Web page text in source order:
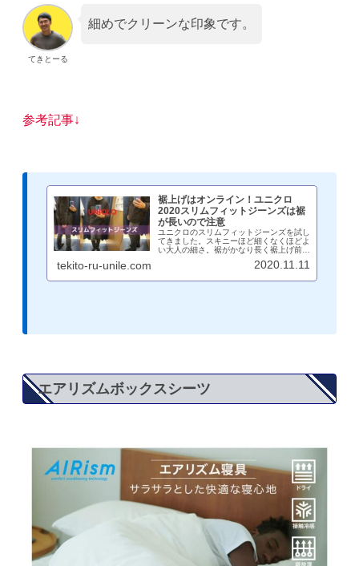
てきとーる
細めでクリーンな印象です。
参考記事↓
裾上げはオンライン！ユニクロ
2020スリムフィットジーンズは裾
が長いので注意
ユニクロのスリムフィットジーンズを試し
てきました。スキニーほど細くなくほどよ
い大人の細さ。裾がかなり長く裾上げ前提
で作られているので、ダメージ加工部分は
下部には同色。店舗だとチェーンステッチ
tekito-ru-unile.com 2020.11.11
エアリズムボックスシーツ